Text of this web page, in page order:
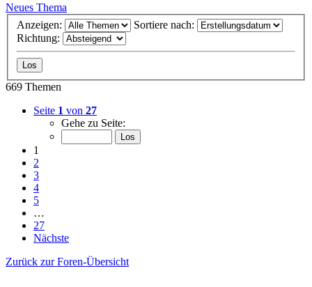
Neues Thema
Anzeigen:
Sortiere nach:
Richtung:
669 Themen
Seite 1 von 27
Gehe zu Seite:
1
2
3
4
5
…
27
Nächste
Zurück zur Foren-Übersicht